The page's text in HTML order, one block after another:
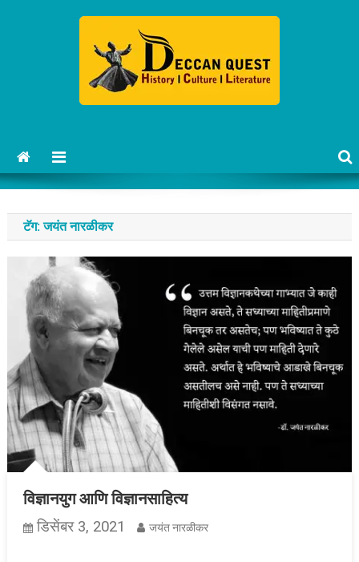
टॅग:जयंत नारळीकर
विज्ञानयुग आणि विज्ञानसाहित्य
डिसेंबर 3, 2021 जयंत नारळीकर